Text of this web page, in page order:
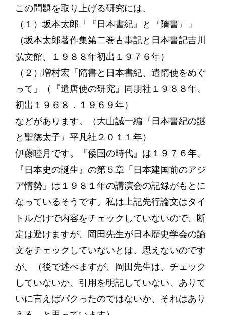
この問題を取り上げる研究には、
（１）坂本太郎「『日本書紀』と『隋書』」
（坂本太郎著作集第二巻古事記と日本書記吉川
弘文館、１９８８年初出１９７６年）
（２）増村宏「隋書と日本書紀、遣隋使をめぐ
って」（『遣唐使の研究』同朋社１９８８年、
初出１９６８．１９６９年）
などがあります。（大山誠一編『日本書紀の謎
と聖徳太子』平凡社２０１１年）
伊藤睦月です。『倭国の時代』は１９７６年、
『日本史の誕生』の第５章「日本建国前のアジ
ア情勢」は１９８１年の講演会の記録がもとに
なっているそうです。私は上記先行論文はタイ
トルだけで内容をチェックしていないので、断
定は避けますが、岡田先生が日本歴史学会の論
文をチェックしていないとは、思えないのです
が。（後で述べますが、岡田先生は、チェック
していないか、引用を明記していない、ありて
いに言えばパクったのではないか、それはあり